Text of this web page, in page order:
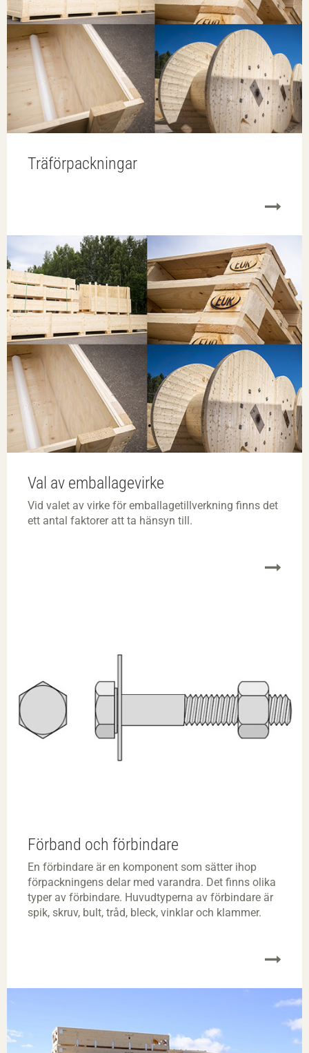
Träförpackningar
Val av emballagevirke
Vid valet av virke för emballagetillverkning finns det
ett antal faktorer att ta hänsyn till.
Förband och förbindare
En förbindare är en komponent som sätter ihop
förpackningens delar med varandra. Det finns olika
typer av förbindare. Huvudtyperna av förbindare är
spik, skruv, bult, tråd, bleck, vinklar och klammer.